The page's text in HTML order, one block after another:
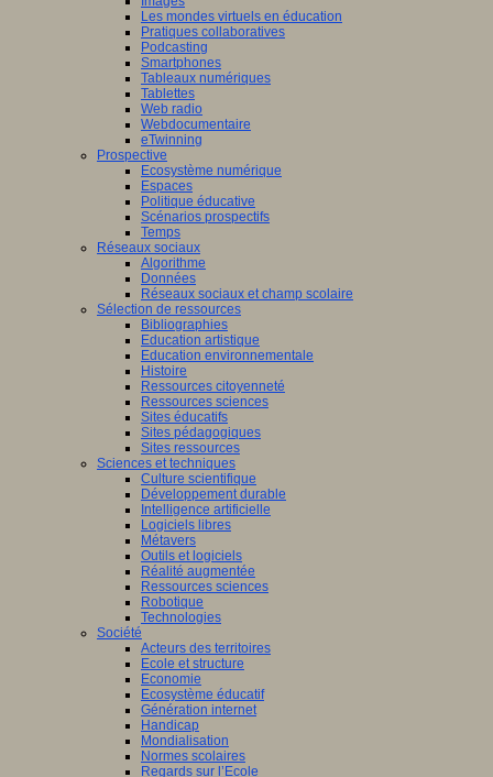
Les mondes virtuels en éducation
Pratiques collaboratives
Podcasting
Smartphones
Tableaux numériques
Tablettes
Web radio
Webdocumentaire
eTwinning
Prospective
Ecosystème numérique
Espaces
Politique éducative
Scénarios prospectifs
Temps
Réseaux sociaux
Algorithme
Données
Réseaux sociaux et champ scolaire
Sélection de ressources
Bibliographies
Education artistique
Education environnementale
Histoire
Ressources citoyenneté
Ressources sciences
Sites éducatifs
Sites pédagogiques
Sites ressources
Sciences et techniques
Culture scientifique
Développement durable
Intelligence artificielle
Logiciels libres
Métavers
Outils et logiciels
Réalité augmentée
Ressources sciences
Robotique
Technologies
Société
Acteurs des territoires
Ecole et structure
Economie
Ecosystème éducatif
Génération internet
Handicap
Mondialisation
Normes scolaires
Regards sur l’Ecole